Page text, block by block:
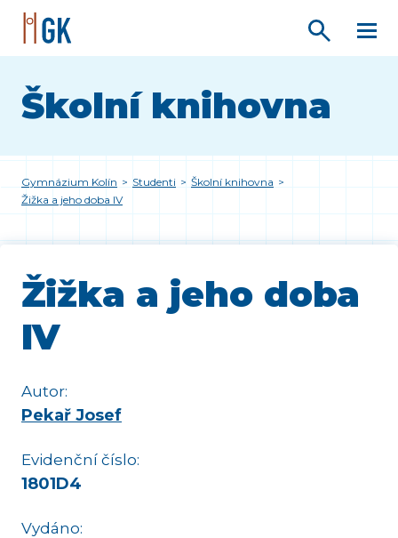
Školní knihovna
Gymnázium Kolín > Studenti > Školní knihovna >
Žižka a jeho doba IV
Žižka a jeho doba
IV
Autor:
Pekař Josef
Evidenční číslo:
1801D4
Vydáno: